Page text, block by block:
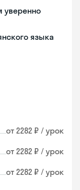
уверенно
языка
от 2282 ₽ / урок
от 2282 ₽ / урок
от 2282 ₽ / урок